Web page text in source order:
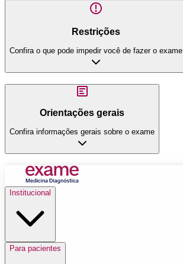
Restrições
Confira o que pode impedir você de fazer o exame
Orientações gerais
Confira informações gerais sobre o exame
Institucional
Para pacientes